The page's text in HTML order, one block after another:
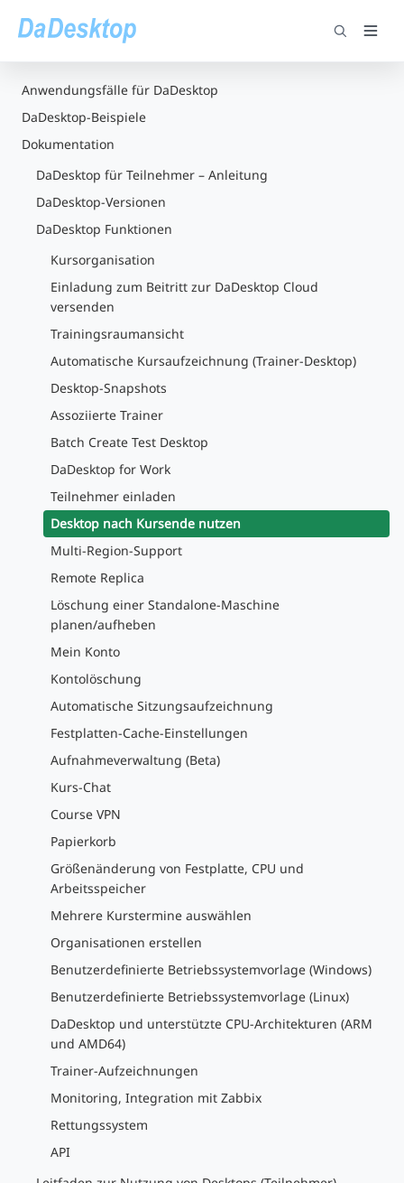
Anwendungsfälle für DaDesktop
DaDesktop-Beispiele
Dokumentation
DaDesktop für Teilnehmer – Anleitung
DaDesktop-Versionen
DaDesktop Funktionen
Kursorganisation
Einladung zum Beitritt zur DaDesktop Cloud
versenden
Trainingsraumansicht
Automatische Kursaufzeichnung (Trainer-Desktop)
Desktop-Snapshots
Assoziierte Trainer
Batch Create Test Desktop
DaDesktop for Work
Teilnehmer einladen
Desktop nach Kursende nutzen
Multi-Region-Support
Remote Replica
Löschung einer Standalone-Maschine
planen/aufheben
Mein Konto
Kontolöschung
Automatische Sitzungsaufzeichnung
Festplatten-Cache-Einstellungen
Aufnahmeverwaltung (Beta)
Kurs-Chat
Course VPN
Papierkorb
Größenänderung von Festplatte, CPU und
Arbeitsspeicher
Mehrere Kurstermine auswählen
Organisationen erstellen
Benutzerdefinierte Betriebssystemvorlage (Windows)
Benutzerdefinierte Betriebssystemvorlage (Linux)
DaDesktop und unterstützte CPU-Architekturen (ARM
und AMD64)
Trainer-Aufzeichnungen
Monitoring, Integration mit Zabbix
Rettungssystem
API